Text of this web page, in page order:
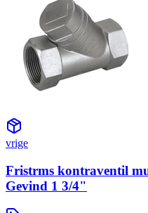
vrige
Fristrms kontraventil
Gevind 1 3/4"